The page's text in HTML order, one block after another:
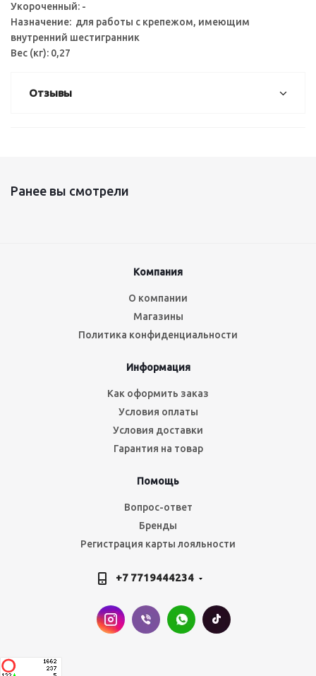
Укороченный: -
Назначение: для работы с крепежом, имеющим
внутренний шестигранник
Вес (кг): 0,27
Отзывы
Ранее вы смотрели
Компания
О компании
Магазины
Политика конфиденциальности
Информация
Как оформить заказ
Условия оплаты
Условия доставки
Гарантия на товар
Помощь
Вопрос-ответ
Бренды
Регистрация карты лояльности
+7 7719444234